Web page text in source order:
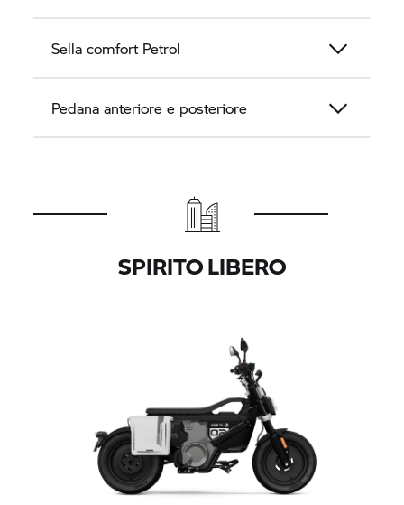
Sella comfort Petrol
Pedana anteriore e posteriore
SPIRITO LIBERO